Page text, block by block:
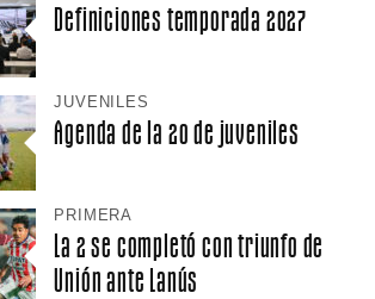
Definiciones temporada 2027
JUVENILES
Agenda de la 20 de juveniles
PRIMERA
La 2 se completó con triunfo de
Unión ante Lanús